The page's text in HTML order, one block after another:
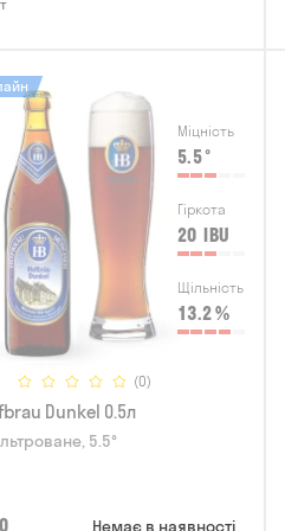
Міцність
5.5°
Гіркота
20 IBU
Щільність
13.2%
(0)
Dunkel 0.5л
5.5°
Немає в наявності